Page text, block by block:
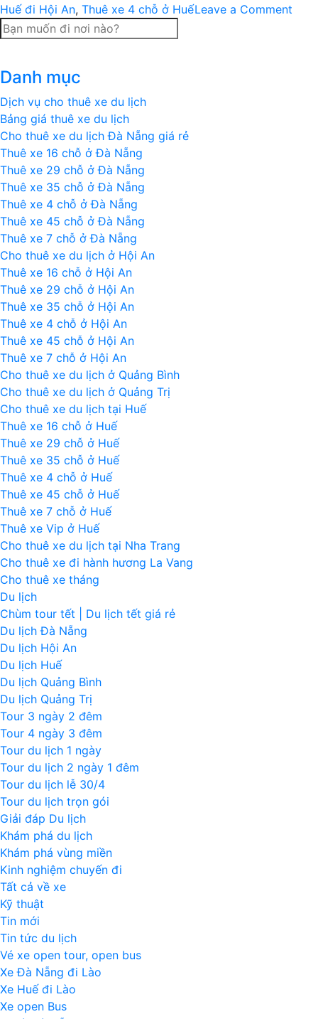
Huế đi Hội An, Thuê xe 4 chỗ ở HuếLeave a Comment
Danh mục
Dịch vụ cho thuê xe du lịch
Bảng giá thuê xe du lịch
Cho thuê xe du lịch Đà Nẵng giá rẻ
Thuê xe 16 chỗ ở Đà Nẵng
Thuê xe 29 chỗ ở Đà Nẵng
Thuê xe 35 chỗ ở Đà Nẵng
Thuê xe 4 chỗ ở Đà Nẵng
Thuê xe 45 chỗ ở Đà Nẵng
Thuê xe 7 chỗ ở Đà Nẵng
Cho thuê xe du lịch ở Hội An
Thuê xe 16 chỗ ở Hội An
Thuê xe 29 chỗ ở Hội An
Thuê xe 35 chỗ ở Hội An
Thuê xe 4 chỗ ở Hội An
Thuê xe 45 chỗ ở Hội An
Thuê xe 7 chỗ ở Hội An
Cho thuê xe du lịch ở Quảng Bình
Cho thuê xe du lịch ở Quảng Trị
Cho thuê xe du lịch tại Huế
Thuê xe 16 chỗ ở Huế
Thuê xe 29 chỗ ở Huế
Thuê xe 35 chỗ ở Huế
Thuê xe 4 chỗ ở Huế
Thuê xe 45 chỗ ở Huế
Thuê xe 7 chỗ ở Huế
Thuê xe Vip ở Huế
Cho thuê xe du lịch tại Nha Trang
Cho thuê xe đi hành hương La Vang
Cho thuê xe tháng
Du lịch
Chùm tour tết | Du lịch tết giá rẻ
Du lịch Đà Nẵng
Du lịch Hội An
Du lịch Huế
Du lịch Quảng Bình
Du lịch Quảng Trị
Tour 3 ngày 2 đêm
Tour 4 ngày 3 đêm
Tour du lịch 1 ngày
Tour du lịch 2 ngày 1 đêm
Tour du lịch lễ 30/4
Tour du lịch trọn gói
Giải đáp Du lịch
Khám phá du lịch
Khám phá vùng miền
Kinh nghiệm chuyến đi
Tất cả về xe
Kỹ thuật
Tin mới
Tin tức du lịch
Vé xe open tour, open bus
Xe Đà Nẵng đi Lào
Xe Huế đi Lào
Xe open Bus